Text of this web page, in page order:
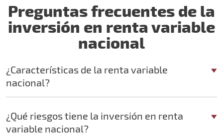
Preguntas frecuentes de la
inversión en renta variable
nacional
¿Características de la renta variable
nacional?
¿Qué riesgos tiene la inversión en renta
variable nacional?